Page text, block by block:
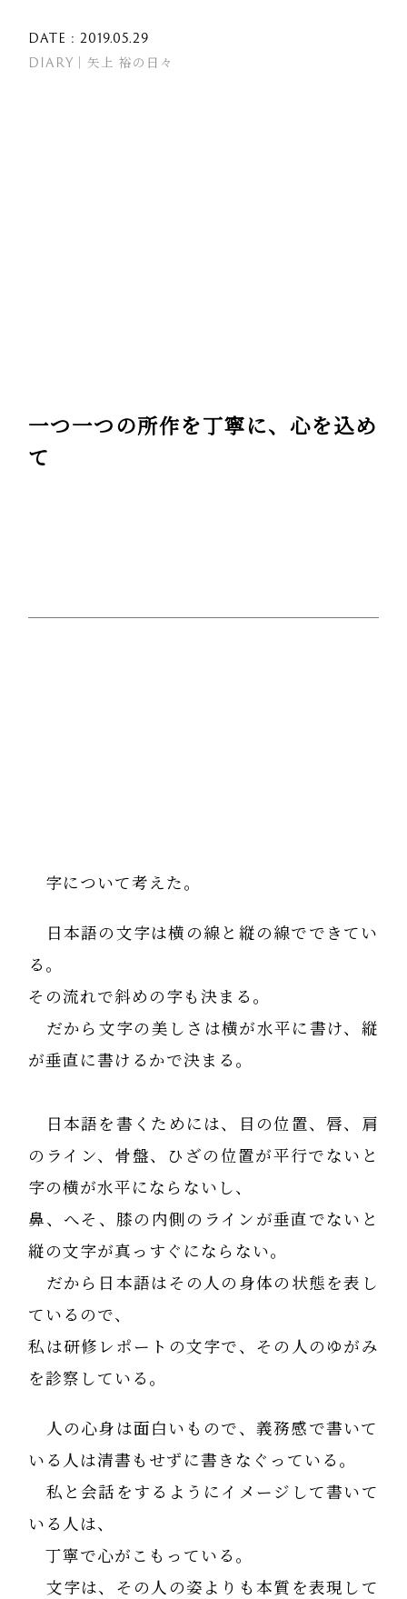
DATE : 2019.05.29
DIARY｜矢上 裕の日々
一つ一つの所作を丁寧に、心を込め
て
字について考えた。
日本語の文字は横の線と縦の線でできてい
る。
その流れで斜めの字も決まる。
だから文字の美しさは横が水平に書け、縦
が垂直に書けるかで決まる。
日本語を書くためには、目の位置、唇、肩
のライン、骨盤、ひざの位置が平行でないと
字の横が水平にならないし、
鼻、へそ、膝の内側のラインが垂直でないと
縦の文字が真っすぐにならない。
だから日本語はその人の身体の状態を表し
ているので、
私は研修レポートの文字で、その人のゆがみ
を診察している。
人の心身は面白いもので、義務感で書いて
いる人は清書もせずに書きなぐっている。
私と会話をするようにイメージして書いて
いる人は、
丁寧で心がこもっている。
文字は、その人の姿よりも本質を表現して